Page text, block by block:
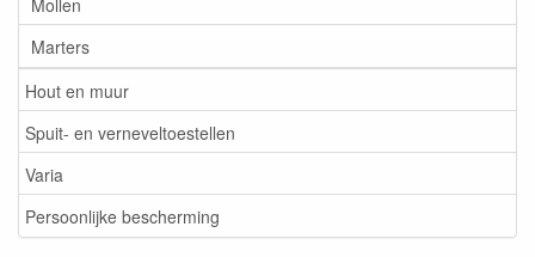
Marters
Hout en muur
Spuit- en verneveltoestellen
Varia
Persoonlijke bescherming